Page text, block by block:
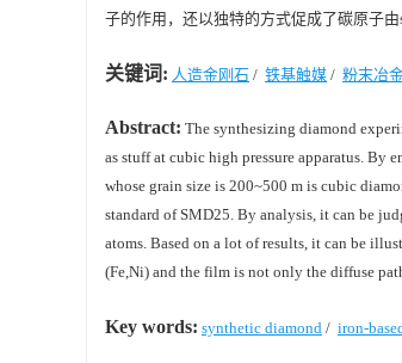
子的作用，还以独特的方式促成了碳原子由
关键词: 人造金刚石 / 铁基触媒 / 粉末冶
Abstract: The synthesizing diamond
as stuff at cubic high pressure apparatus. By
whose grain size is 200~500 m is cubic
standard of SMD25. By analysis, it can be
atoms. Based on a lot of results, it can be
(Fe,Ni) and the film is not only the diffuse
Key words: synthetic diamond / iron-